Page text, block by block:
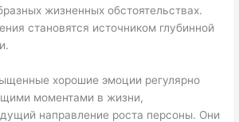
жизненных обстоятельствах.
становятся источником глубинной
хорошие эмоции регулярно
моментами в жизни,
направление роста персоны. Они